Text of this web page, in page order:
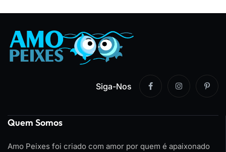
Siga-Nos
Quem Somos
Amo Peixes foi criado com amor por quem é apaixonado